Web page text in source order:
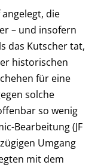
die
– und insofern
das Kutscher tat,
historischen
für eine
solche
so wenig
Bearbeitung (JF
Umgang
mit dem